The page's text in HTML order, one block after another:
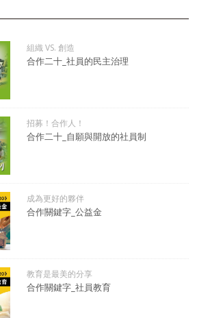
組織 VS. 創造
合作二十_社員的民主治理
招募！合作人！
合作二十_自願與開放的社員制
成為更好的夥伴
合作關鍵字_公益金
教育是最美的分享
合作關鍵字_社員教育